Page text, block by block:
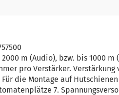
m (Audio), bzw. bis 1000
pro Verstärker. Verstärkung
die Montage auf
7.